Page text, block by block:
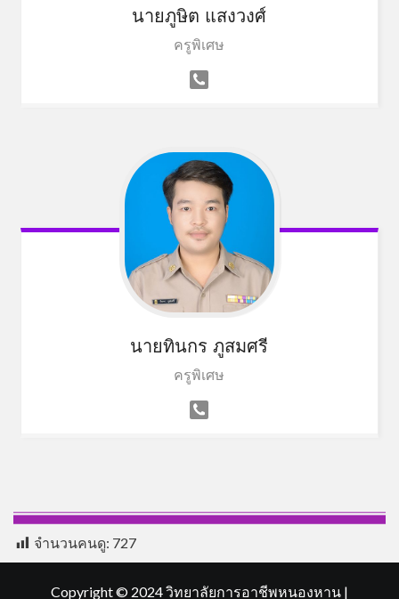
นายภูษิต แสงวงศ์
ครูพิเศษ
นายทินกร ภูสมศรี
ครูพิเศษ
จำนวนคนดู: 727
Copyright © 2024 วิทยาลัยการอาชีพหนองหาน |